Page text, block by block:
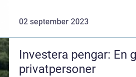
02 september 2023
Investera pengar: En
privatpersoner